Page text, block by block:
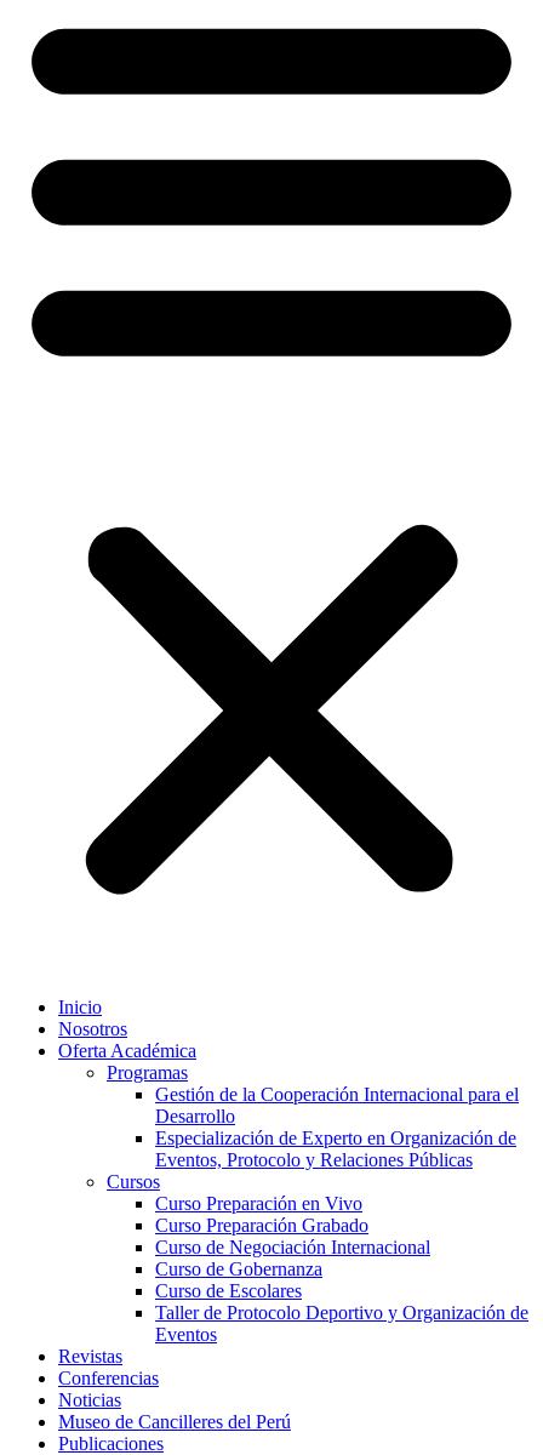
Inicio
Nosotros
Oferta Académica
Programas
Gestión de la Cooperación Internacional para el
Desarrollo
Especialización de Experto en Organización de
Eventos, Protocolo y Relaciones Públicas
Cursos
Curso Preparación en Vivo
Curso Preparación Grabado
Curso de Negociación Internacional
Curso de Gobernanza
Curso de Escolares
Taller de Protocolo Deportivo y Organización de
Eventos
Revistas
Conferencias
Noticias
Museo de Cancilleres del Perú
Publicaciones